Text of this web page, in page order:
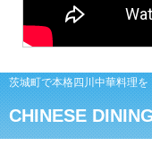
茨城町で本格四川中華料理を
CHINESE